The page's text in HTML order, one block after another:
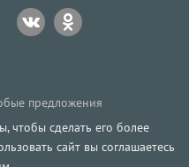
предложения
чтобы сделать его более
сайт вы соглашаетесь